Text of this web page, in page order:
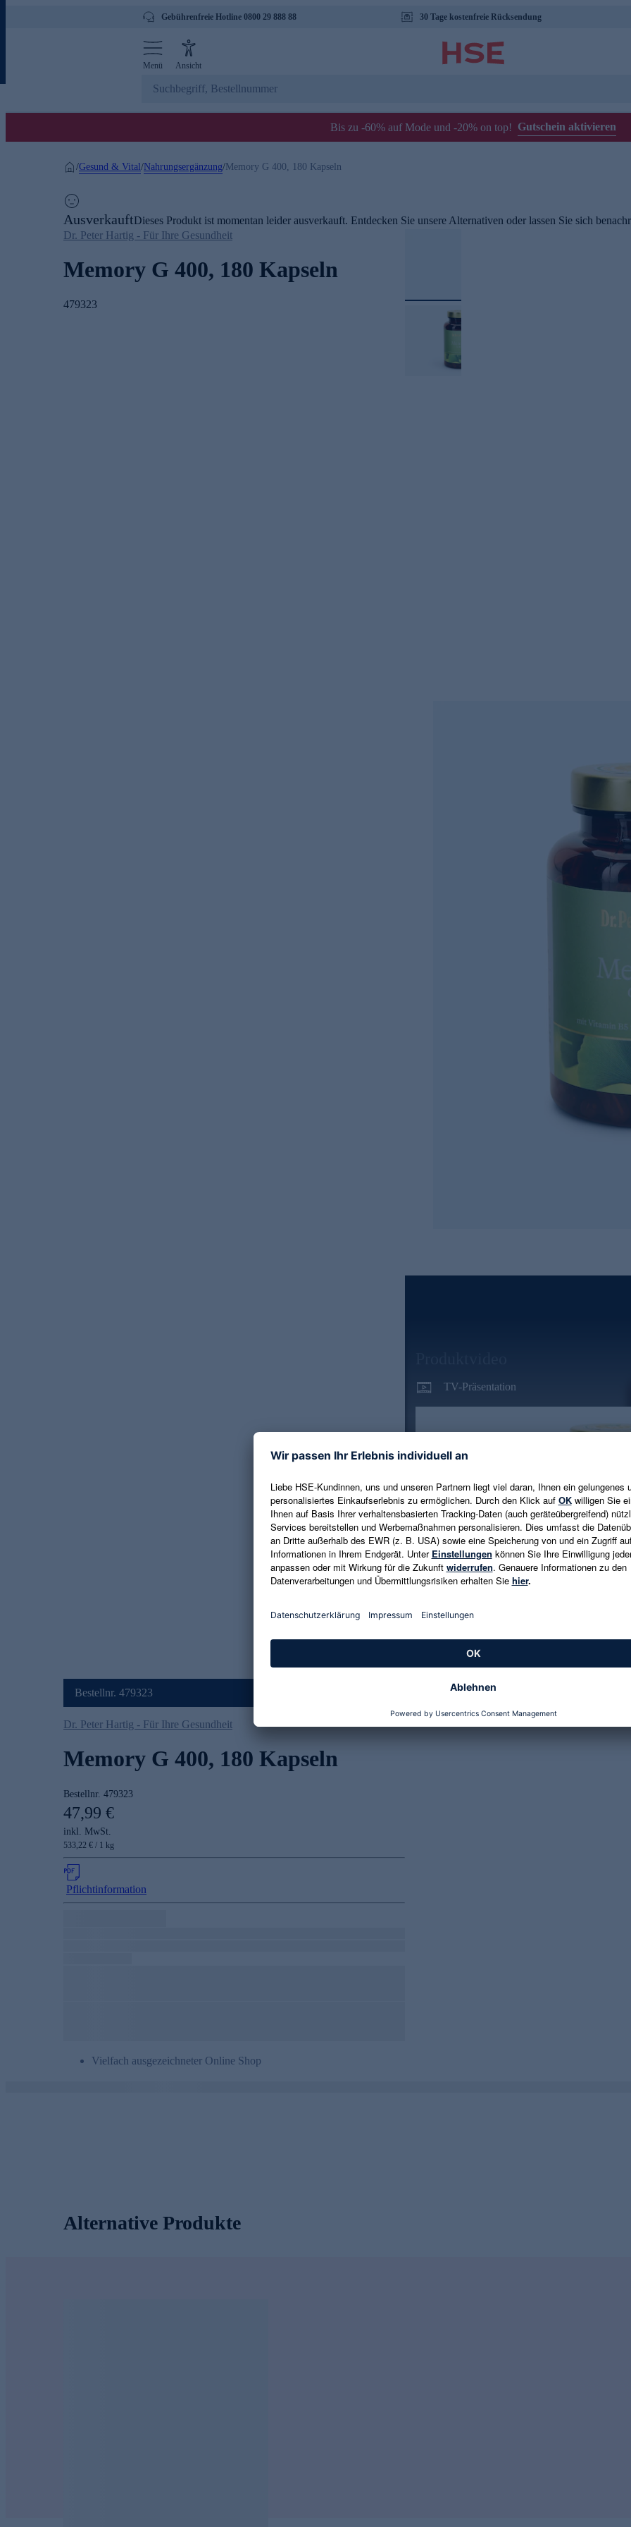
Gebührenfreie Hotline 0800 29 888 88 30 Tage kostenfreie Rücksendung
Menü Ansicht
Bis zu -60% auf Mode und -20% on top! Gutschein aktivieren
/Gesund & Vital/Nahrungsergänzung/Memory G 400, 180 Kapseln
AusverkauftDieses Produkt ist momentan leider ausverkauft. Entdecken Sie unsere Alternativen oder lassen Sie sich
Dr. Peter Hartig - Für Ihre Gesundheit
Memory G 400, 180 Kapseln
479323
TV-Präsentation
Genannte Preise und Aktionen können abweichen
Bestellnr. 479323
Dr. Peter Hartig - Für Ihre Gesundheit
Memory G 400, 180 Kapseln
Bestellnr. 479323
47,99 €
inkl. MwSt.
533,22 € / 1 kg
Pflichtinformation
Vielfach ausgezeichneter Online Shop
Alternative Produkte